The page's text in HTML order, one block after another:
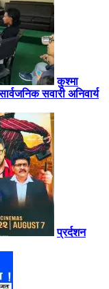
कुश्मा
सवारी अनिवार्य
प्रर्दशन